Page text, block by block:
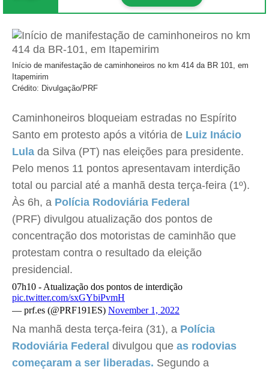
Início de manifestação de caminhoneiros no km 414 da BR 101, em
Itapemirim
Crédito: Divulgação/PRF
Caminhoneiros bloqueiam estradas no Espírito
Santo em protesto após a vitória de Luiz Inácio
Lula da Silva (PT) nas eleições para presidente.
Pelo menos 11 pontos apresentavam interdição
total ou parcial até a manhã desta terça-feira (1º).
Às 6h, a Polícia Rodoviária Federal
(PRF) divulgou atualização dos pontos de
concentração dos motoristas de caminhão que
protestam contra o resultado da eleição
presidencial.
07h10 - Atualização dos pontos de interdição
pic.twitter.com/sxGYbiPvmH
— prf.es (@PRF191ES) November 1, 2022
Na manhã desta terça-feira (31), a Polícia
Rodoviária Federal divulgou que as rodovias
começaram a ser liberadas. Segundo a